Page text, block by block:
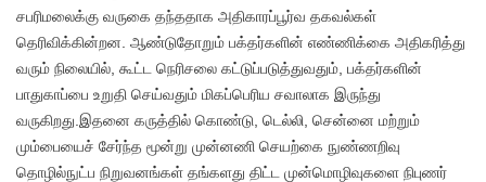
சபரிமலைக்கு வருகை தந்ததாக அதிகாரப்பூர்வ தகவல்கள்
தெரிவிக்கின்றன. ஆண்டுதோறும் பக்தர்களின் எண்ணிக்கை அதிகரித்து
வரும் நிலையில், கூட்ட நெரிசலை கட்டுப்படுத்துவதும், பக்தர்களின்
பாதுகாப்பை உறுதி செய்வதும் மிகப்பெரிய சவாலாக இருந்து
வருகிறது.இதனை கருத்தில் கொண்டு, டெல்லி, சென்னை மற்றும்
மும்பையைச் சேர்ந்த மூன்று முன்னணி செயற்கை நுண்ணறிவு
தொழில்நுட்ப நிறுவனங்கள் தங்களது திட்ட முன்மொழிவுகளை நிபுணர்